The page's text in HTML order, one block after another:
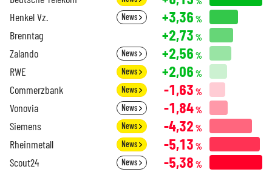
Henkel Vz. News +3,36 %
Brenntag +2,73 %
Zalando News +2,56 %
RWE News +2,06 %
Commerzbank News -1,63 %
Vonovia News -1,84%
Siemens News -4,32 %
Rheinmetall News -5,13 %
Scout24 News -5,38 %